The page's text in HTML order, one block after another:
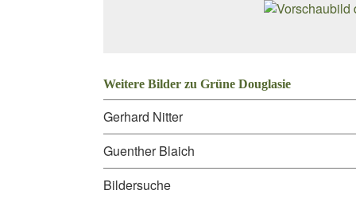
Weitere Bilder zu Grüne Douglasie
Gerhard Nitter
Guenther Blaich
Bildersuche